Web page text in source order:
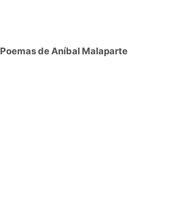
Poemas de Aníbal Malaparte